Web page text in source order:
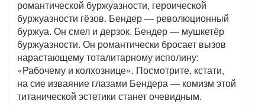
романтической буржуазности, героической
буржуазности гёзов. Бендер — революционный
буржуа. Он смел и дерзок. Бендер — мушкетёр
буржуазности. Он романтически бросает вызов
нарастающему тоталитарному исполину:
«Рабочему и колхознице». Посмотрите, кстати,
на сие изваяние глазами Бендера — комизм этой
титанической эстетики станет очевидным.